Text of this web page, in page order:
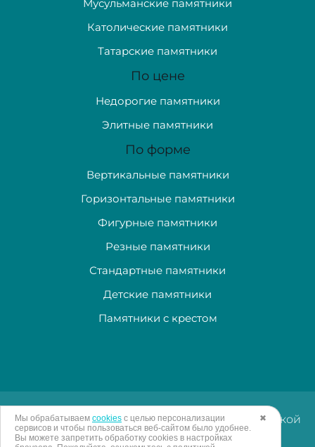
Мусульманские памятники
Католические памятники
Татарские памятники
По цене
Недорогие памятники
Элитные памятники
По форме
Вертикальные памятники
Горизонтальные памятники
Фигурные памятники
Резные памятники
Стандартные памятники
Детские памятники
Памятники с крестом
✖
Мы обрабатываем cookies с целью персонализации
сервисов и чтобы пользоваться веб-сайтом было удобнее.
Вы можете запретить обработку сookies в настройках
Изготовление и доставка памятников в Тульской
области. © "Гранитная лавка" 2005 - 2026